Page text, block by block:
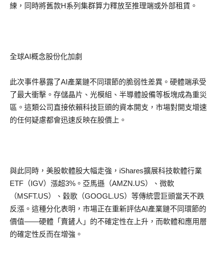
練，同時將舊款H系列集群算力釋放至推理端或外部租賃。
全球AI概念股份化加劇
此次事件暴露了AI產業鏈不同環節的脆弱性差異。硬體端承受
了最大衝擊。存儲晶片、光模組、半導體設備等板塊成為重災
區。這類公司直接依賴科技巨頭的資本開支，市場對開支增速
的任何疑慮都會迅速反映在股價上。
與此同時，美股軟體股大幅走強， iShares擴展科技軟體行業
ETF （IGV）漲超3% 。亞馬遜 （AMZN.US）
、微軟
（MSFT.US） 、 穀歌 （GOOGL.US） 等傳統雲巨頭當天不跌
反漲。這種分化表明，市場正在重新評估AI產業鏈不同環節的
價值——硬體 「 賣鏟人 」 的不確定性在上升，而軟體和應用層
的確定性反而在增強。